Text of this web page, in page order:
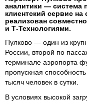
аналитики — система
клиентский сервис на
реализован
и Т-Технологиями.
Пулково — один из
России, второй по
терминале аэропорта
пропускная
тысяч человек в сутки.
В условиях высокой